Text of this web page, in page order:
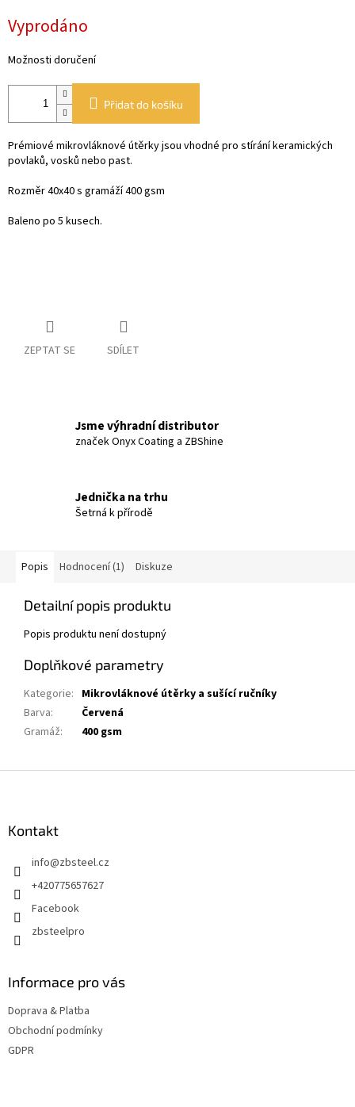
cena:
Vyprodáno
Možnosti doručení
Přidat do košíku
Prémiové mikrovláknové útěrky jsou vhodné pro stírání keramických
povlaků, vosků nebo past.
Rozměr 40x40 s gramáží 400 gsm
Baleno po 5 kusech.
ZEPTAT SE SDÍLET
Jsme výhradní distributor
značek Onyx Coating a ZBShine
Jednička na trhu
Šetrná k přírodě
Popis Hodnocení (1) Diskuze
Detailní popis produktu
Popis produktu není dostupný
Doplňkové parametry
Kategorie: Mikrovláknové útěrky a sušící ručníky
Barva:
Červená
Gramáž: 400 gsm
Kontakt
info@zbsteel.cz
+420775657627
Facebook
zbsteelpro
Informace pro vás
Doprava & Platba
Obchodní podmínky
GDPR